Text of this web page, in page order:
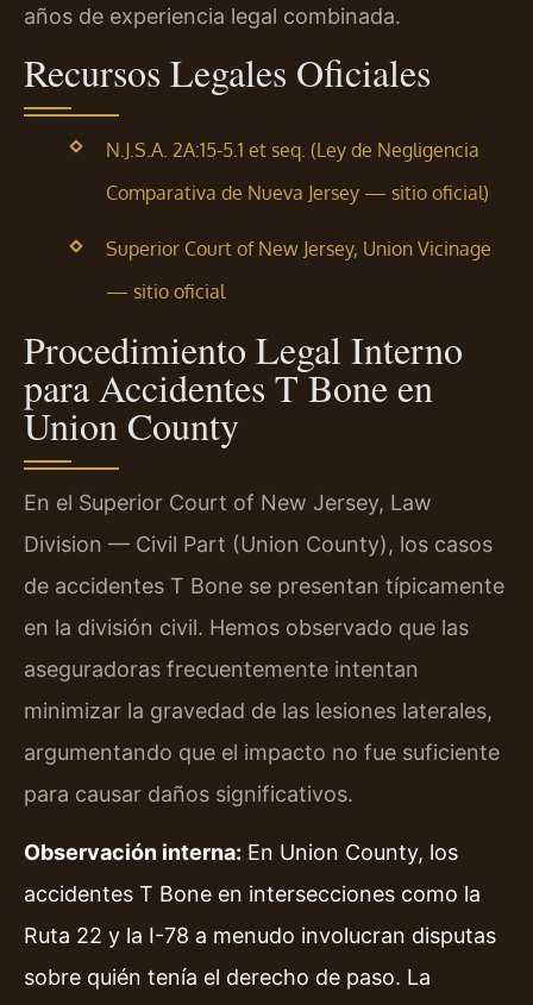
años de experiencia legal combinada.
Recursos Legales Oficiales
N.J.S.A. 2A:15-5.1 et seq. (Ley de Negligencia
Comparativa de Nueva Jersey — sitio oficial)
Superior Court of New Jersey, Union Vicinage
— sitio oficial
Procedimiento Legal Interno
para Accidentes T Bone en
Union County
En el Superior Court of New Jersey, Law
Division — Civil Part (Union County), los casos
de accidentes T Bone se presentan típicamente
en la división civil. Hemos observado que las
aseguradoras frecuentemente intentan
minimizar la gravedad de las lesiones laterales,
argumentando que el impacto no fue suficiente
para causar daños significativos.
Observación interna: En Union County, los
accidentes T Bone en intersecciones como la
Ruta 22 y la I-78 a menudo involucran disputas
sobre quién tenía el derecho de paso. La